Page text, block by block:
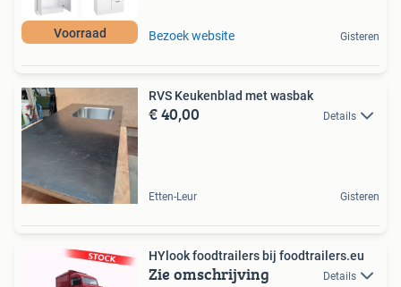
Voorraad Bezoek website Gisteren
RVS Keukenblad met wasbak
€ 40,00 Details
Etten-Leur Gisteren
HYlook foodtrailers bij foodtrailers.eu
Zie omschrijving Details